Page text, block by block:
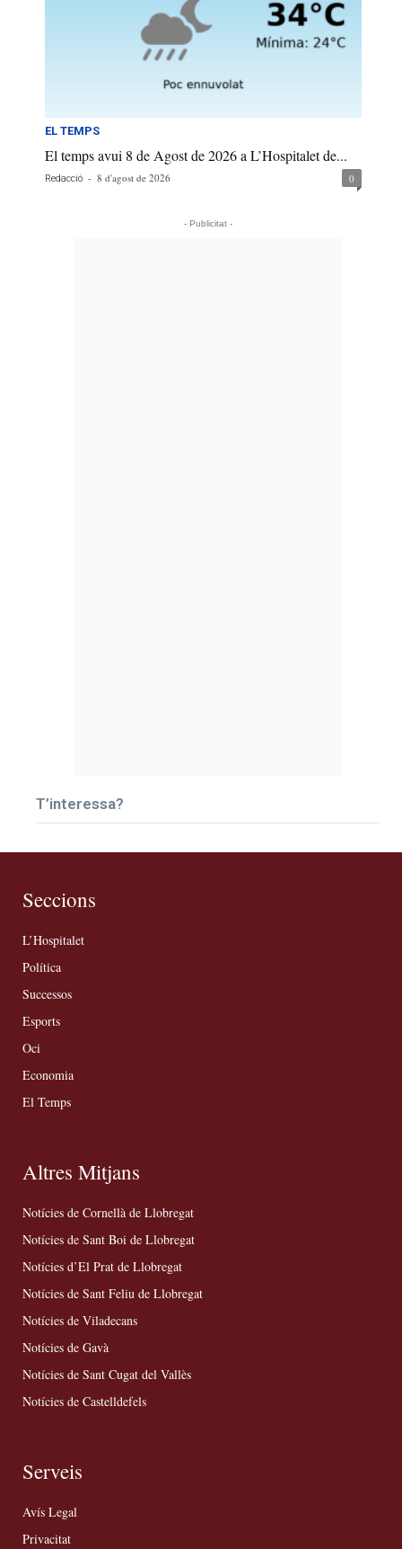
EL TEMPS
El temps avui 8 de Agost de 2026 a L’Hospitalet de...
Redacció - 8 d'agost de 2026 0
- Publicitat -
T’interessa?
Seccions
L’Hospitalet
Política
Successos
Esports
Oci
Economia
El Temps
Altres Mitjans
Notícies de Cornellà de Llobregat
Notícies de Sant Boi de Llobregat
Notícies d’El Prat de Llobregat
Notícies de Sant Feliu de Llobregat
Notícies de Viladecans
Notícies de Gavà
Notícies de Sant Cugat del Vallès
Notícies de Castelldefels
Serveis
Avís Legal
Privacitat